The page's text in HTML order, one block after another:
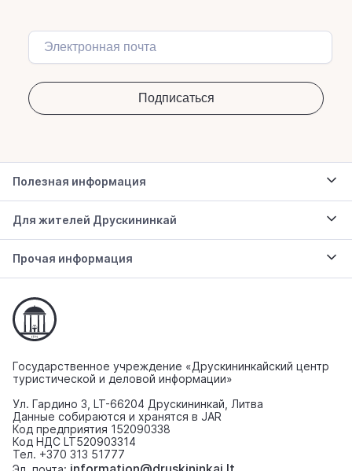
Полезная информация
Для жителей Друскининкай
Прочая информация
Государственное учреждение «Друскининкайский центр
туристической и деловой информации»
Ул. Гардино 3, LT-66204 Друскининкай, Литва
Данные собираются и хранятся в JAR
Код предприятия 152090338
Код НДС LT520903314
Тел. +370 313 51777